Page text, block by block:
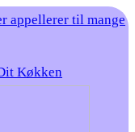
appellerer til mange
Køkken